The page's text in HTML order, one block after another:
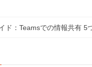
ド：Teamsでの情報共有 5